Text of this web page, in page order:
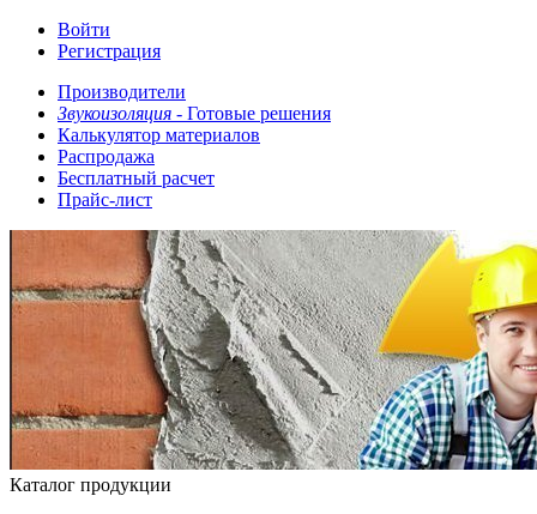
Войти
Регистрация
Производители
Звукоизоляция - Готовые решения
Калькулятор материалов
Распродажа
Бесплатный расчет
Прайс-лист
Каталог продукции